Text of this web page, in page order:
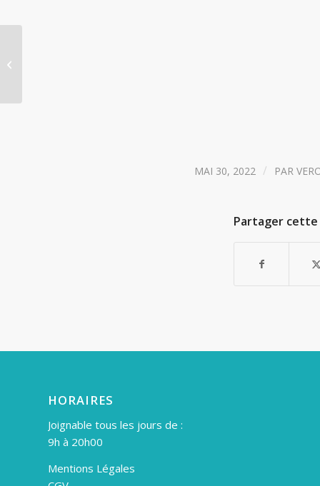
MAI 30, 2022 / PAR
Partager
HORAIRES
Joignable tous les jours de :
9h à 20h00
Mentions Légales